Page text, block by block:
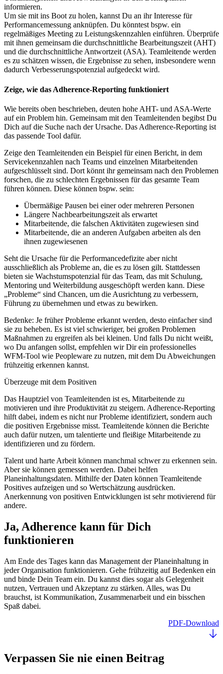
informieren.
Um sie mit ins Boot zu holen, kannst Du an ihr Interesse für
Performancemessung anknüpfen. Du könntest bspw. ein
regelmäßiges Meeting zu Leistungskennzahlen einführen. Überprüfe
mit ihnen gemeinsam die durchschnittliche Bearbeitungszeit (AHT)
und die durchschnittliche Antwortzeit (ASA). Teamleitende werden
es zu schätzen wissen, die Ergebnisse zu sehen, insbesondere wenn
dadurch Verbesserungspotenzial aufgedeckt wird.
Zeige, wie das Adherence-Reporting funktioniert
Wie bereits oben beschrieben, deuten hohe AHT- und ASA-Werte
auf ein Problem hin. Gemeinsam mit den Teamleitenden begibst Du
Dich auf die Suche nach der Ursache. Das Adherence-Reporting ist
das passende Tool dafür.
Zeige den Teamleitenden ein Beispiel für einen Bericht, in dem
Servicekennzahlen nach Teams und einzelnen Mitarbeitenden
aufgeschlüsselt sind. Dort könnt ihr gemeinsam nach den Problemen
forschen, die zu schlechten Ergebnissen für das gesamte Team
führen können. Diese können bspw. sein:
Übermäßige Pausen bei einer oder mehreren Personen
Längere Nachbearbeitungszeit als erwartet
Mitarbeitende, die falschen Aktivitäten zugewiesen sind
Mitarbeitende, die an anderen Aufgaben arbeiten als den
ihnen zugewiesenen
Seht die Ursache für die Performancedefizite aber nicht
ausschließlich als Probleme an, die es zu lösen gilt. Stattdessen
bieten sie Wachstumspotenzial für das Team, das mit Schulung,
Mentoring und Weiterbildung ausgeschöpft werden kann. Diese
„Probleme“ sind Chancen, um die Ausrichtung zu verbessern,
Führung zu übernehmen und etwas zu bewirken.
Bedenke: Je früher Probleme erkannt werden, desto einfacher sind
sie zu beheben. Es ist viel schwieriger, bei großen Problemen
Maßnahmen zu ergreifen als bei kleinen. Und falls Du nicht weißt,
wo Du anfangen sollst, empfehlen wir Dir ein professionelles
WFM-Tool wie Peopleware zu nutzen, mit dem Du Abweichungen
frühzeitig erkennen kannst.
Überzeuge mit dem Positiven
Das Hauptziel von Teamleitenden ist es, Mitarbeitende zu
motivieren und ihre Produktivität zu steigern. Adherence-Reporting
hilft dabei, indem es nicht nur Probleme identifiziert, sondern auch
die positiven Ergebnisse misst. Teamleitende können die Berichte
auch dafür nutzen, um talentierte und fleißige Mitarbeitende zu
identifizieren und zu fördern.
Talent und harte Arbeit können manchmal schwer zu erkennen sein.
Aber sie können gemessen werden. Dabei helfen
Planeinhaltungsdaten. Mithilfe der Daten können Teamleitende
Positives aufzeigen und so Wertschätzung ausdrücken.
Anerkennung von positiven Entwicklungen ist sehr motivierend für
andere.
Ja, Adherence kann für Dich
funktionieren
Am Ende des Tages kann das Management der Planeinhaltung in
jeder Organisation funktionieren. Gehe frühzeitig auf Bedenken ein
und binde Dein Team ein. Du kannst dies sogar als Gelegenheit
nutzen, Vertrauen und Akzeptanz zu stärken. Alles, was Du
brauchst, ist Kommunikation, Zusammenarbeit und ein bisschen
Spaß dabei.
PDF-Download
Verpassen Sie nie einen Beitrag